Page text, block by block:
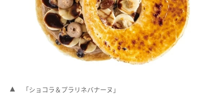
「ショコラ＆プラリネバナーヌ」